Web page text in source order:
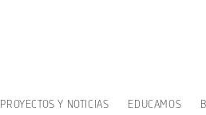
PROYECTOS Y NOTICIAS EDUCAMOS